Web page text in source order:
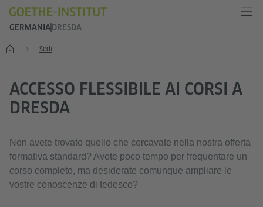
GERMANIA DRESDA
-- Sedi
ACCESSO FLESSIBILE AI CORSI A
DRESDA
Non avete trovato quello che cercavate nella nostra offerta
formativa standard? Avete poco tempo per frequentare un
corso completo, ma desiderate comunque ampliare le
vostre conoscenze di tedesco?